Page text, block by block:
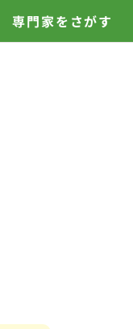
専門家をさがす